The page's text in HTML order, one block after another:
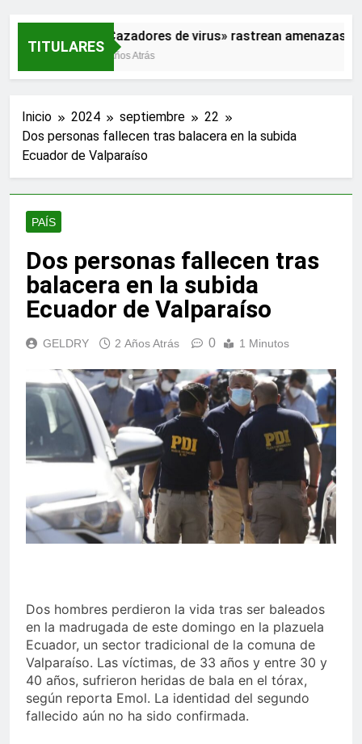
TITULARES
«Cazadores de virus» rastrean amenazas
2 Años Atrás
Inicio 2024 septiembre
22
Dos personas fallecen tras balacera en la subida
Ecuador de Valparaíso
PAÍS
Dos personas fallecen tras
balacera en la subida
Ecuador de Valparaíso
GELDRY 2 Años Atrás 0 1 Minutos
Dos hombres perdieron la vida tras ser baleados
en la madrugada de este domingo en la plazuela
Ecuador, un sector tradicional de la comuna de
Valparaíso. Las víctimas, de 33 años y entre 30 y
40 años, sufrieron heridas de bala en el tórax,
según reporta Emol. La identidad del segundo
fallecido aún no ha sido confirmada.